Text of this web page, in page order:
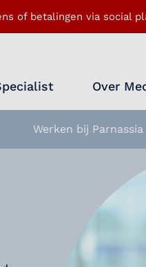
of betalingen via social
Over
Werken bij Parnassia